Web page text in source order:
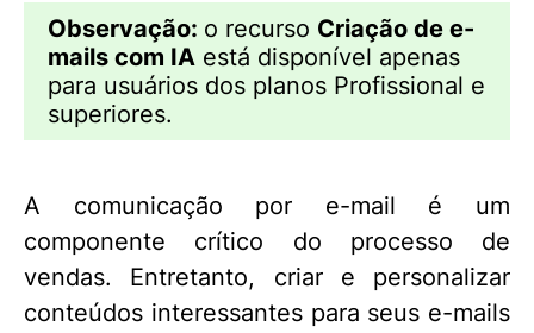
Observação: o recurso Criação de e-
mails com IA está disponível apenas
para usuários dos planos Profissional e
superiores.
A comunicação por e-mail é um
componente crítico do processo de
vendas. Entretanto, criar e personalizar
conteúdos interessantes para seus e-mails